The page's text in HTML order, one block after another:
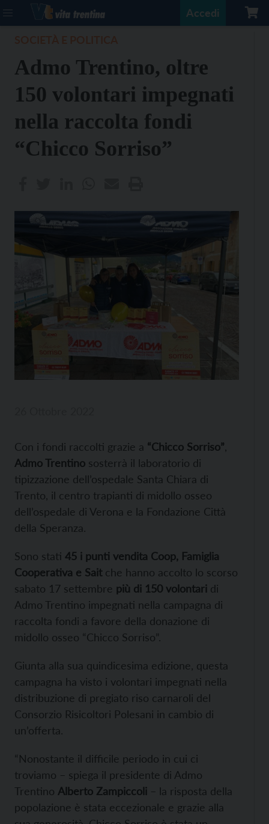
Accedi
Admo Trentino, oltre
150 volontari impegnati
nella raccolta fondi
“Chicco Sorriso”
Con i fondi raccolti grazie a “Chicco Sorriso”
Admo Trentino sosterrà il laboratorio di
tipizzazione dell’ospedale Santa Chiara di
Trento, il centro trapianti di midollo osseo
dell’ospedale di Verona e la Fondazione Città
della Speranza.
Sono stati 45 i punti vendita Coop, Famiglia
Cooperativa e Saitche hanno accolto lo scorso
sabato 17 settembre più di 150 volontari di
Admo Trentino impegnati nella campagna di
raccolta fondi a favore della donazione di
midollo osseo “Chicco Sorriso”.
Giunta alla sua quindicesima edizione, questa
campagna ha visto i volontari impegnati nella
distribuzione di pregiato riso carnaroli del
Consorzio Risicoltori Polesani in cambio di
un’offerta.
“Nonostante il difficile periodo in cui ci
troviamo – spiega il presidente di Admo
Trentino Alberto Zampiccoli – la risposta della
popolazione è stata eccezionale e grazie alla